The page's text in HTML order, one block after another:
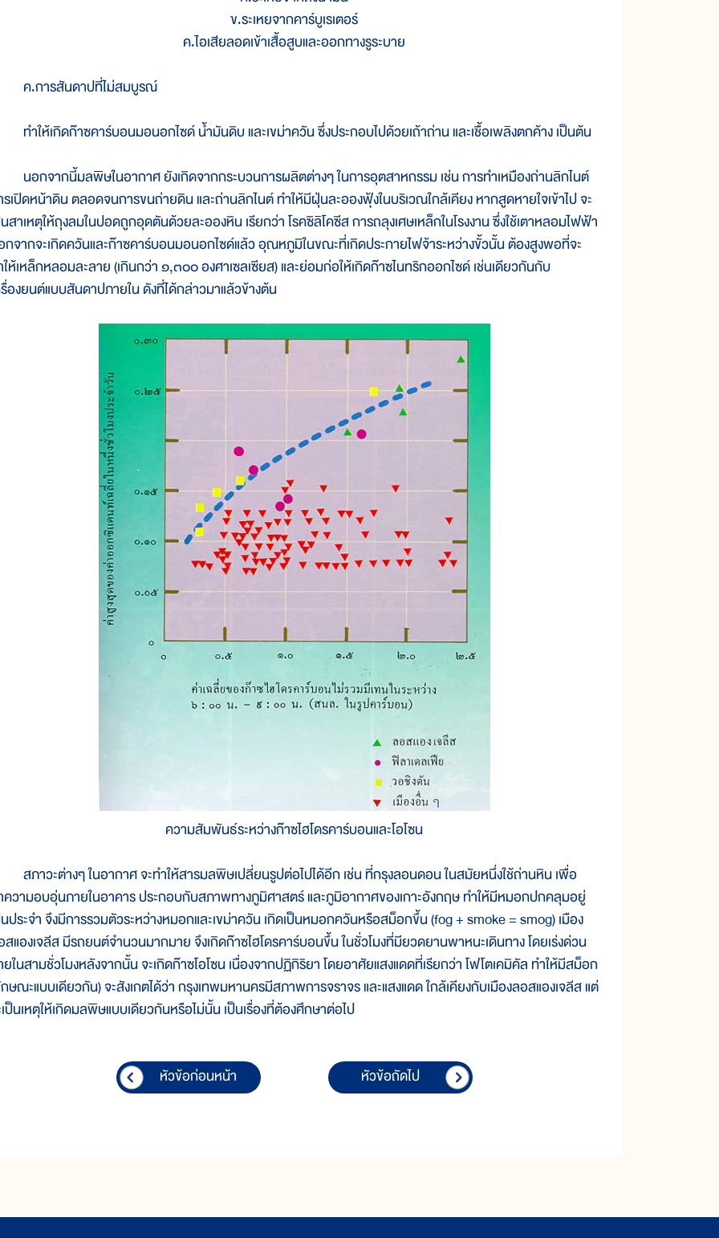
ข.ระเหยจากคาร์บูเรเตอร์
ค.ไอเสียลอดเข้าเสื้อสูบและออกทางรูระบาย
ารสันดาปที่ไม่สมบูรณ์
ให้เกิดก๊าซคาร์บอนมอนอกไซด์ น้ำมันดิบ และเขม่าควัน ซึ่งประกอบไปด้วยเถ้าถ่าน และเชื้อเพลิงตกค้าง เป็นต้น
กจากนี้มลพิษในอากาศ ยังเกิดจากกระบวนการผลิตต่างๆ ในการอุตสาหกรรม เช่น การทำเหมืองถ่านลิกไนต์
เปิดหน้าดิน ตลอดจนการขนถ่ายดิน และถ่านลิกไนต์ ทำให้มีฝุ่นละอองฟุ้งในบริเวณใกล้เคียง หากสูดหายใจเข้าไป จะ
สาเหตุให้ถุงลมในปอดถูกอุดตันด้วยละอองหิน เรียกว่า โรคซิลิโคซีส การถลุงเศษเหล็กในโรงงาน ซึ่งใช้เตาหลอมไฟฟ้า
จากจะเกิดควันและก๊าซคาร์บอนมอนอกไซด์แล้ว อุณหภูมิในขณะที่เกิดประกายไฟจ้าระหว่างขั้วนั้น ต้องสูงพอที่จะ
ห้เหล็กหลอมละลาย (เกินกว่า ๑,๓๐๐ องศาเซลเซียส) และย่อมก่อให้เกิดก๊าซไนทริกออกไซด์ เช่นเดียวกันกับ
องยนต์แบบสันดาปภายใน ดังที่ได้กล่าวมาแล้วข้างต้น
ความสัมพันธ์ระหว่างก๊าซไฮโดรคาร์บอนและโอโซน
าวะต่างๆ ในอากาศ จะทำให้สารมลพิษเปลี่ยนรูปต่อไปได้อีก เช่น ที่กรุงลอนดอน ในสมัยหนึ่งใช้ถ่านหิน เพื่อ
วามอบอุ่นภายในอาคาร ประกอบกับสภาพทางภูมิศาสตร์ และภูมิอากาศของเกาะอังกฤษ ทำให้มีหมอกปกคลุมอยู่
ประจำ จึงมีการรวมตัวระหว่างหมอกและเขม่าควัน เกิดเป็นหมอกควันหรือสม็อกขึ้น (fog + smoke = smog) เมือง
แองเจลีส มีรถยนต์จำนวนมากมาย จึงเกิดก๊าซไฮโดรคาร์บอนขึ้น ในชั่วโมงที่มียวดยานพาหนะเดินทาง โดยเร่งด่วน
ในสามชั่วโมงหลังจากนั้น จะเกิดก๊าซโอโซน เนื่องจากปฏิกิริยา โดยอาศัยแสงแดดที่เรียกว่า โฟโตเคมิคัล ทำให้มีสม็อก
ษณะแบบเดียวกัน) จะสังเกตได้ว่า กรุงเทพมหานครมีสภาพการจราจร และแสงแดด ใกล้เคียงกับเมืองลอสแองเจลีส แต่
ป็นเหตุให้เกิดมลพิษแบบเดียวกันหรือไม่นั้น เป็นเรื่องที่ต้องศึกษาต่อไป
หัวข้อก่อนหน้า หัวข้อถัดไป